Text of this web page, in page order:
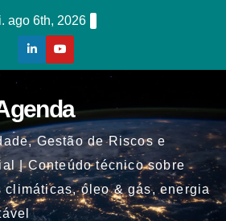
ago 6th, 2026
Gestão de Riscos e
| Conteúdo técnico sobre
climáticas, óleo & gás, energia